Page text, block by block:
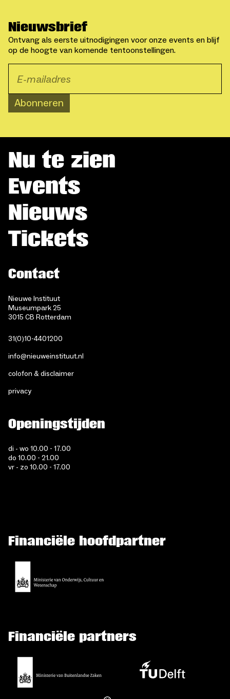
Nieuwsbrief
Ontvang als eerste uitnodigingen voor onze events en blijf
op de hoogte van komende tentoonstellingen.
Abonneren
Nu te zien
Events
Nieuws
Tickets
Contact
Nieuwe Instituut
Museumpark 25
3015 CB Rotterdam
31(0)10-4401200
info@nieuweinstituut.nl
colofon & disclaimer
privacy
Openingstijden
di - wo 10.00 - 17.00
do 10.00 - 21.00
vr - zo 10.00 - 17.00
Financiële hoofdpartner
Financiële partners